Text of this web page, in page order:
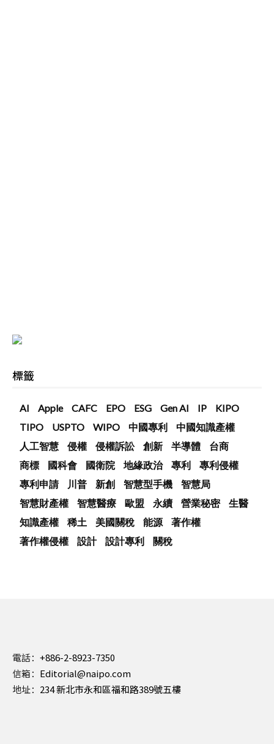
標籤
AI Apple CAFC EPO ESG Gen AI IP
KIPO
TIPO
USPTO WIPO 中國專利
中國知識產權
人工智慧
侵權 侵權訴訟 創新 半導體
台商
商標
國科會 國衛院 地緣政治 專利
專利侵權
專利申請
川普 新創 智慧型手機
智慧局
智慧財產權
智慧醫療 歐盟 永續 營業秘密
生醫
知識產權
稀土 美國關稅 能源
著作權
著作權侵權
設計 設計專利 關稅
電話： +886-2-8923-7350
信箱： Editorial@naipo.com
地址： 234 新北市永和區福和路389號五樓